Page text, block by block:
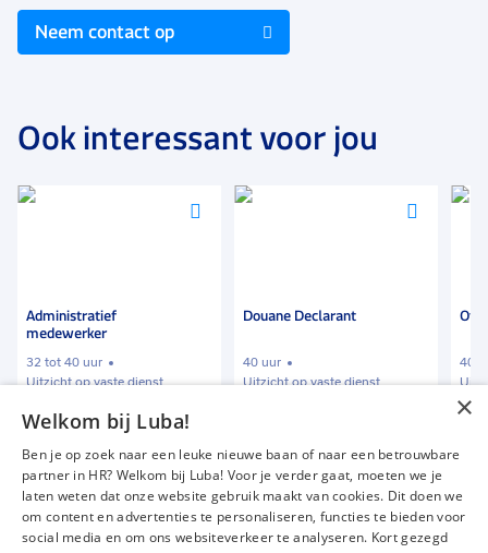
Neem contact op
Ook interessant voor jou
Voeg
Administratief
medewerker
32 tot 40 uur
Uitzicht op vaste dienst
€ 2200-€ 2700 p.m.
Voeg
Douane Declarant
40 uur
Uitzicht op vaste dienst
40
€
Vacatures
Over ons
×
Welkom bij Luba!
Ben je op zoek naar een leuke nieuwe baan of naar een betrouwbare
partner in HR? Welkom bij Luba! Voor je verder gaat, moeten we je
laten weten dat onze website gebruik maakt van cookies. Dit doen we
om content en advertenties te personaliseren, functies te bieden voor
social media en om ons websiteverkeer te analyseren. Kort gezegd